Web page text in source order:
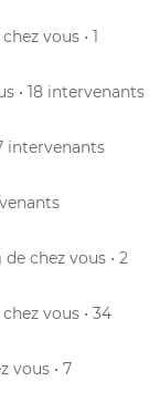
vous • 1
• 18 intervenants
intervenants
de chez vous • 2
chez vous • 34
vous • 7